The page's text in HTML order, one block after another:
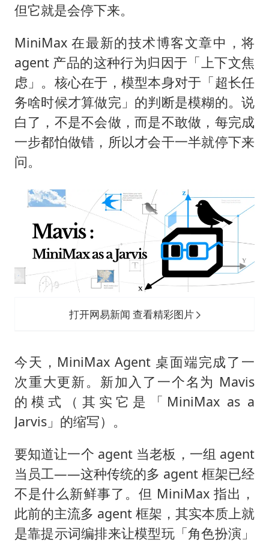
但它就是会停下来。
MiniMax 在最新的技术博客文章中，将
agent 产品的这种行为归因于「上下文焦
虑」。核心在于，模型本身对于「超长任
务啥时候才算做完」的判断是模糊的。说
白了，不是不会做，而是不敢做，每完成
一步都怕做错，所以才会干一半就停下来
问。
打开网易新闻 查看精彩图片
今天，MiniMax Agent 桌面端完成了一
次重大更新。新加入了一个名为 Mavis
的模式（其实它是「MiniMax as a
Jarvis」的缩写）。
要知道让一个 agent 当老板，一组 agent
当员工——这种传统的多 agent 框架已经
不是什么新鲜事了。但 MiniMax 指出，
此前的主流多 agent 框架，其实本质上就
是靠提示词编排来让模型玩「角色扮演」